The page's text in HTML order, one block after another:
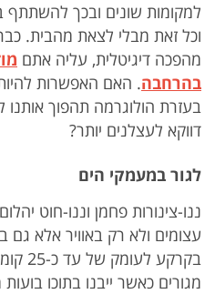
למקומות שונים ובכך להשתתף
וכל זאת מבלי לצאת מהבית.
מהפכה דיגיטלית, עליה אתם
בהרחבה. האם האפשרות
בעזרת הולוגרמה תהפוך אותנו
דווקא לעצלנים יותר?
לגור במעמקי הים
ננו-צינורות פחמן וננו-חוט
עצומים ולא רק באוויר אלא גם
מגורים כאשר ייבנו בתוכו